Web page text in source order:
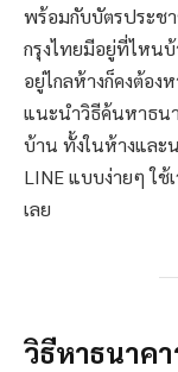
พร้อมกับบัตรประช
กรุงไทยมีอยู่ที่ไหน
อยู่ไกลห้างก็คงต้อง
แนะนำวิธีค้นหาธนา
บ้าน ทั้งในห้างและ
LINE แบบง่ายๆ ใช้
เลย
วิธีหาธนาค